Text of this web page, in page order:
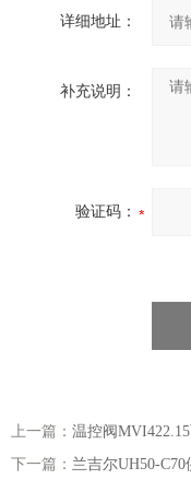
详细地址：
补充说明：
验证码：
上一篇： 温控阀
下一篇： 兰吉尔UH50-